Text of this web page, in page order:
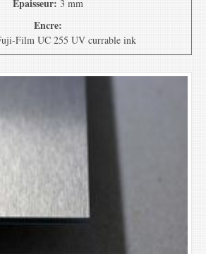
Epaisseur: 3 mm
Encre:
Film UC 255 UV currable ink